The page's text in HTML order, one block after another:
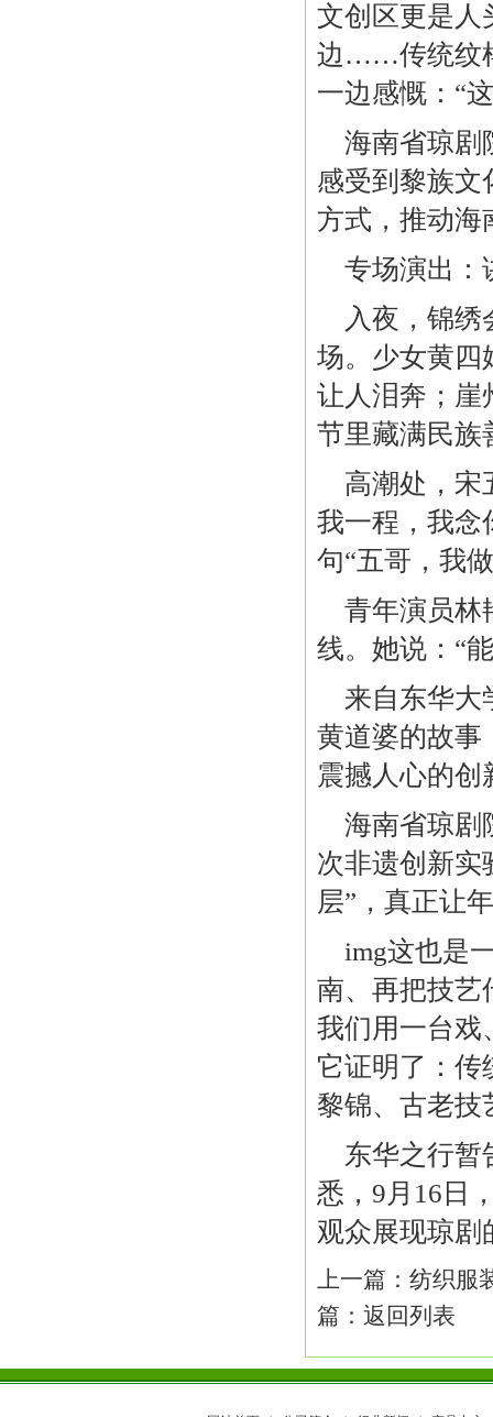
文创区更是人
边……传统纹
一边感慨：“
海南省琼剧
感受到黎族文
方式，推动海
专场演出：
入夜，锦
场。少女黄四
让人泪奔；崖
节里藏满民族
高潮处，宋
我一程，我念
句“五哥，我
青年演员林
线。她说：“
来自东华大
黄道婆的故事
震撼人心的创
海南省琼剧
次非遗创新实
层”，真正让
img这也是
南、再把技艺
我们用一台戏
它证明了：传
黎锦、古老技
东华之行暂
悉，9月16日
观众展现琼
上一篇： 纺织服
篇： 返回列表